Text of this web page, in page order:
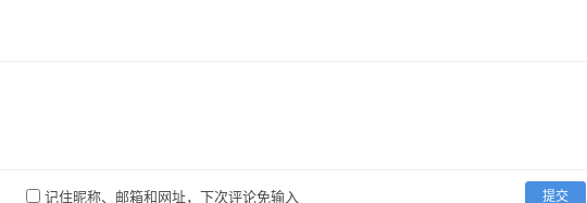
记住昵称、邮箱和网址，下次评论免输入 提交